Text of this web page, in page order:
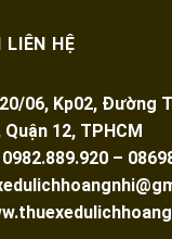
LIÊN HỆ
06, Kp02, Đường
12, TPHCM
–